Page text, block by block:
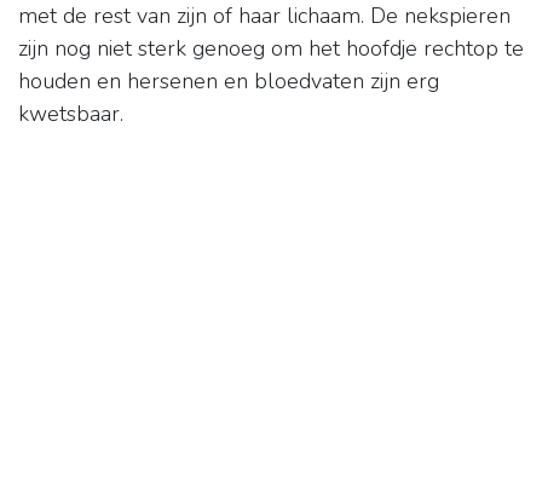
met de rest van zijn of haar lichaam. De nekspieren
zijn nog niet sterk genoeg om het hoofdje rechtop te
houden en hersenen en bloedvaten zijn erg
kwetsbaar.